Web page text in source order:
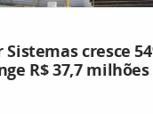
cresce
R$ 37,7 milhões